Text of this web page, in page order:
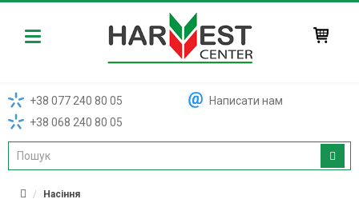
Harvest
+38 077 240 80 05
+38 068 240 80 05
Написати нам
Насіння